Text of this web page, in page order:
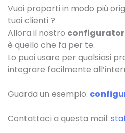
Vuoi proporti in modo più
tuoi clienti ?
Allora il nostro
è quello che fa per te.
Lo puoi usare per qualsiasi
integrare facilmente
Guarda un esempio:
Contattaci a questa mail: